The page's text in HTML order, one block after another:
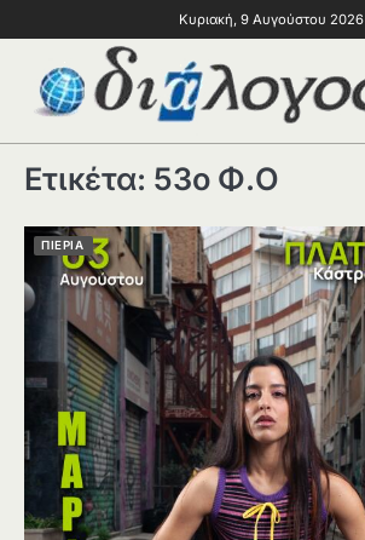
Κυριακή, 9 Αυγούστου 2026
Ετικέτα: 53ο Φ.Ο
ΠΙΕΡΙΑ